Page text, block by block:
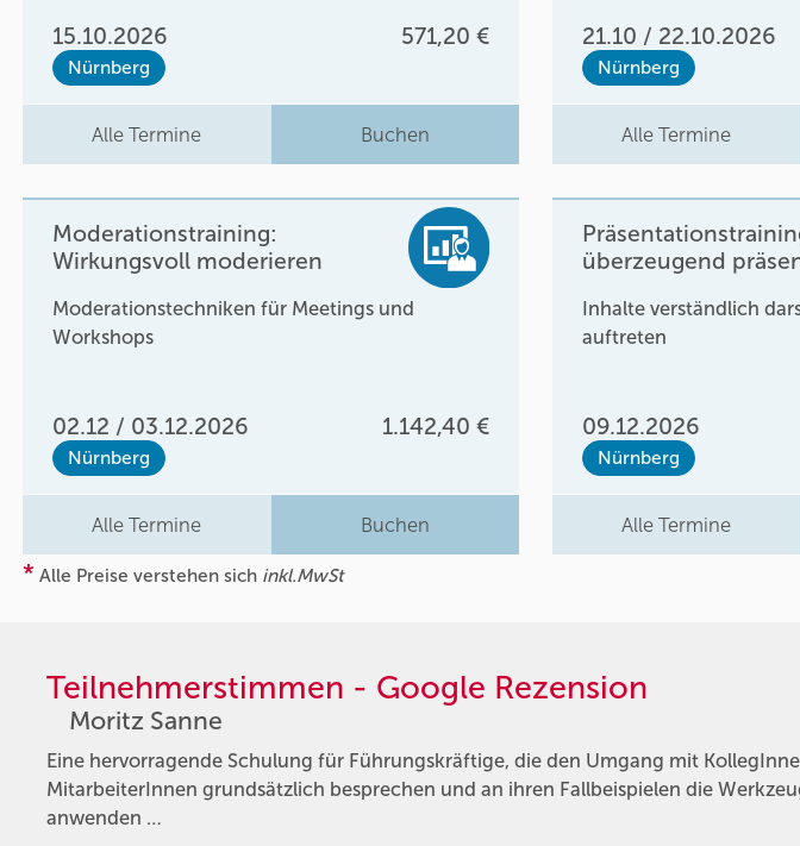
15.10.2026 571,20 €
Nürnberg
Alle Termine Buchen
21.10 / 22.10.2026
Nürnberg
Alle Termine
Moderationstraining:
Wirkungsvoll moderieren
Moderationstechniken für Meetings und
Workshops
02.12 / 03.12.2026 1.142,40 €
Nürnberg
Alle Termine Buchen
überzeugend
Inhalte verständlich
auftreten
09.12.2026
Nürnberg
Alle Termine
* Alle Preise verstehen sich inkl.MwSt
Teilnehmerstimmen - Google Rezension
Moritz Sanne
Eine hervorragende Schulung für Führungskräftige, die den Umgang mit
MitarbeiterInnen grundsätzlich besprechen und an ihren Fallbeispielen die
anwenden …